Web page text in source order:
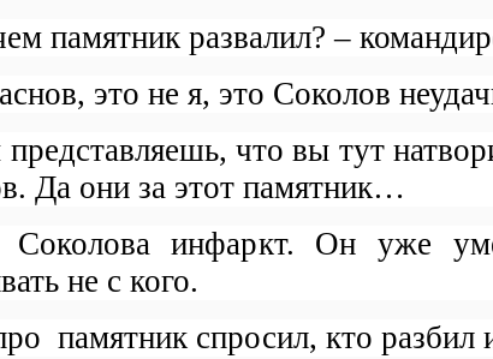
памятник развалил? –
это не я, это Соколов
что вы тут
Да они за этот памятник…
инфаркт. Он уже
не с кого.
памятник спросил, кто разбил